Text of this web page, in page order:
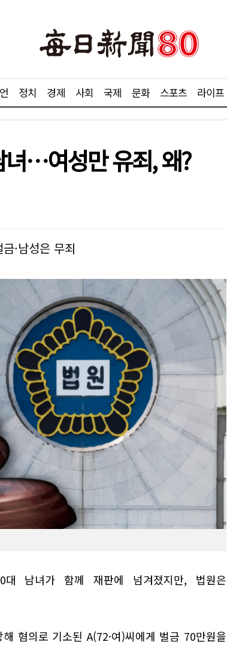
정치 경제 사회 국제 문화 스포츠 라이프
녀…여성만 유죄, 왜?
·남성은 무죄
남녀가 함께 재판에 넘겨졌지만, 법원은
혐의로 기소된 A(72·여)씨에게 벌금 70만원을